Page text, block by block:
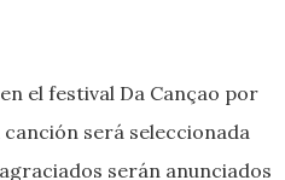
el festival Da Cançao por
será seleccionada
serán anunciados